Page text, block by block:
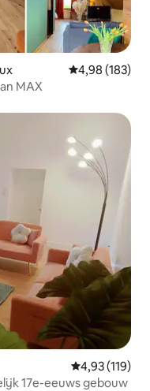
Gemiddelde
4,98 (183)
MAX
Gemiddelde
4,93 (119)
17e-eeuws gebouw